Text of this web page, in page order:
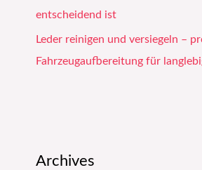
entscheidend ist
Leder reinigen und versiegeln –
Fahrzeugaufbereitung für
Archives